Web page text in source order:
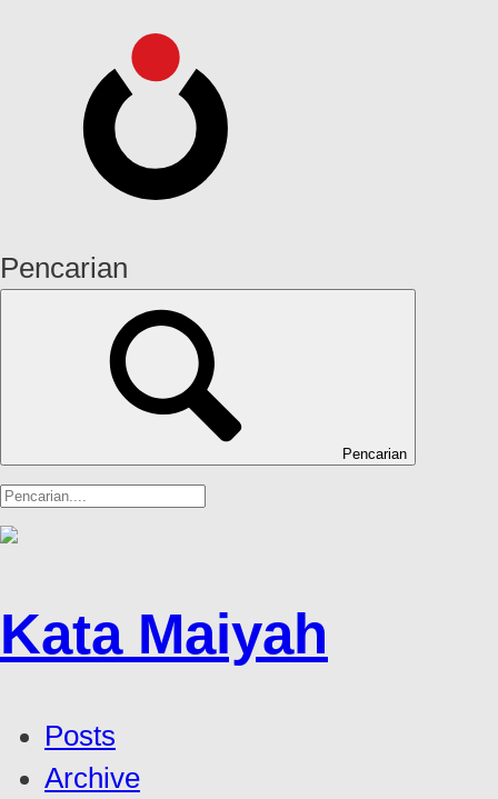
Pencarian
Pencarian
Kata Maiyah
Posts
Archive